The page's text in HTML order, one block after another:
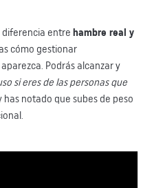
diferencia entre hambre real y
cómo gestionar
Podrás alcanzar y
si eres de las personas que
has notado que subes de peso